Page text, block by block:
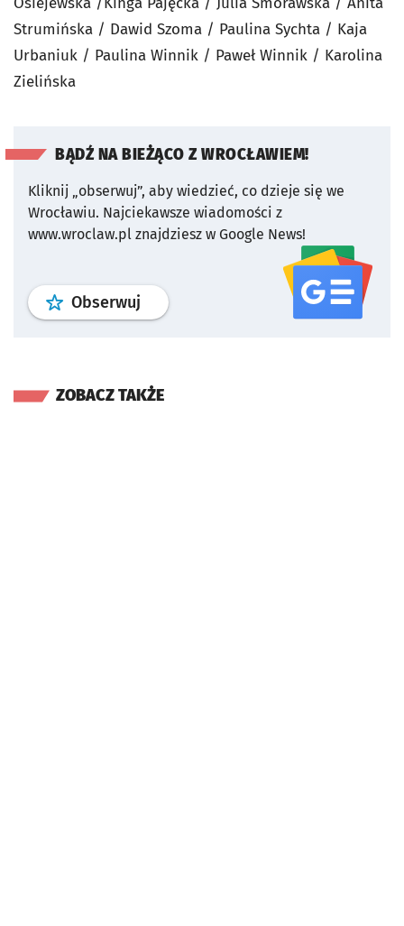
Strumińska / Dawid Szoma / Paulina Sychta / Kaja
Urbaniuk / Paulina Winnik / Paweł Winnik / Karolina
Zielińska
BĄDŹ NA BIEŻĄCO Z WROCŁAWIEM!
Kliknij „obserwuj”, aby wiedzieć, co dzieje się we
Wrocławiu. Najciekawsze wiadomości z
www.wroclaw.pl znajdziesz w Google News!
Obserwuj profil serwisu
ZOBACZ TAKŻE